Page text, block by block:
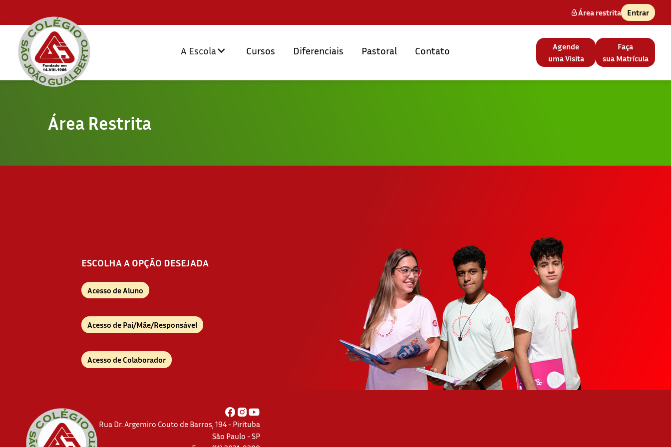
Área restrita Entrar
A Escola Cursos Diferenciais Pastoral Contato
Agende
uma Visita
Faça
sua Matrícula
Área Restrita
ESCOLHA A OPÇÃO DESEJADA
Acesso de Aluno
Acesso de Pai/Mãe/Responsável
Acesso de Colaborador
Rua Dr. Argemiro Couto de Barros, 194 - Pirituba
São Paulo - SP